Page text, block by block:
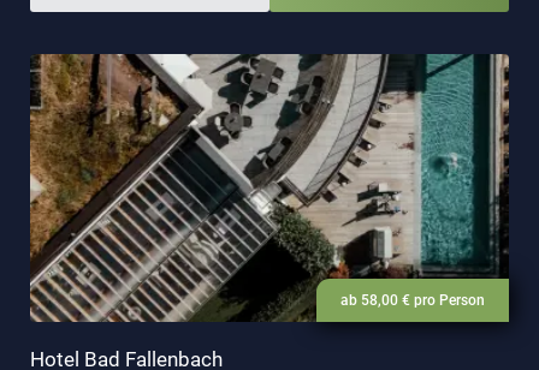
ab 58,00 € pro Person
Hotel Bad Fallenbach